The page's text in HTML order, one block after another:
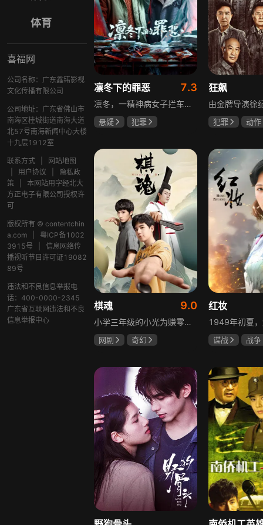
体育
喜福网
公司名称：广东鑫锘影视
文化传播有限公司
公司地址：广东省佛山市
南海区桂城街道南海大道
北57号南海新闻中心大楼
十九层1912室
联系方式
网站地图
用户协议
隐私政
策
本网站用字经北大
方正电子有限公司授权许
可
版权所有 © contentchin
a.com
粤ICP备1002
3915号
信息网络传
播视听节目许可证19082
89号
违法和不良信息举报电
话：400-0000-2345
广东省互联网违法和不良
信息举报中心
凛冬下的罪恶 7.3
凛冬，一精神病女子拦车报案，称丈夫杀人，刑警沈栋梁吴红兵由此揭开系列碎尸案真相。然而风浪未平，储蓄所抢劫杀人案，少女失踪案，流窜抢车案接连发生，沈栋梁与吴红兵追凶之际，竟牵出改变二人命运的人性悲剧。
悬疑
犯罪
狂飙
犯罪
动作
棋魂 9.0
小学三年级的小光为赚零用钱到爷爷家寻宝，偶然翻出旧棋盘，接触棋盘的一瞬间，附身棋盘中的棋士褚嬴的灵魂进入了小光体内。后来小光在学校围棋会所结识少年天才小亮，为测试褚嬴实力，小光贸然与小亮对弈并小胜，他误以为褚嬴棋力平平，小亮却大受打击。数日后小亮再次挑战，再次惨败在褚嬴手下，二人从此成了相爱相杀的棋坛宿敌。在褚嬴指导下，小光进步神速，逐渐对围棋产生兴趣，最终在全国大赛与小亮激战中，褚嬴下出绝妙一局，小光却看出更高一着，终于在自己努力、褚嬴帮助和与小亮的磨练中，独立对弈，燃起真正的棋魂。
网剧
奇幻
红妆
谍战
战争